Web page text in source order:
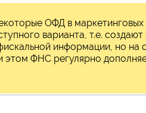
ОФД в
варианта, т.е.
информации, но на
этом ФНС регулярно